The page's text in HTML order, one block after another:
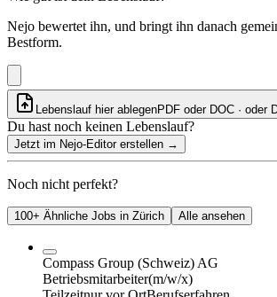
Nejo bewertet ihn, und bringt ihn danach
Bestform.
Lebenslauf hier ablegenPDF oder DOC · oder
Du hast noch keinen Lebenslauf?
Jetzt im Nejo-Editor erstellen →
Noch nicht perfekt?
100+ Ähnliche Jobs in Zürich Alle ansehen
Compass Group (Schweiz) AG
Betriebsmitarbeiter(m/w/x)